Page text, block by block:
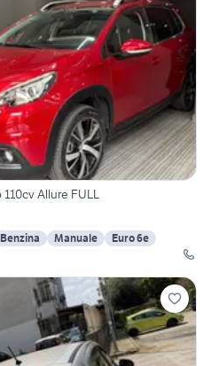
Allure FULL
Benzina Manuale
Euro 6e